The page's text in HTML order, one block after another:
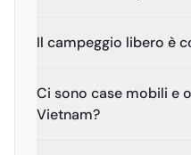
Il campeggio libero è
Ci sono case mobili e
Vietnam?